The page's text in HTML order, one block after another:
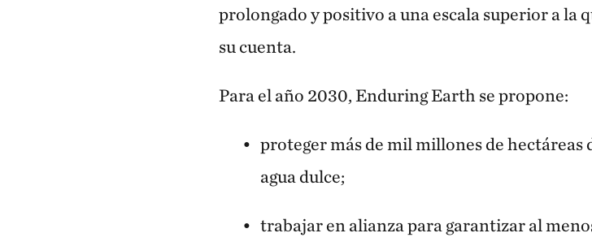
prolongado y positivo a una escala superior a
su cuenta.
Para el año 2030, Enduring Earth se propone:
proteger más de mil millones de hectáreas
agua dulce;
trabajar en alianza para garantizar al